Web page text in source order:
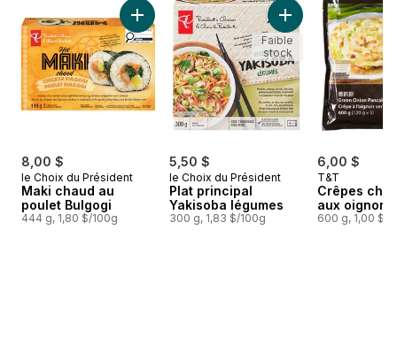
8,00 $
le Choix du Président
Maki chaud au
poulet Bulgogi
444 g, 1,80 $/100g
Ajouter Maki chaud au poulet Bulgogi au
5,50 $
le Choix du Président
Plat principal
Yakisoba légumes
300 g, 1,83 $/100g
Ajouter Plat
Faible
stock
6,00 $
T&T
Crêpes
aux
600 g, 1,00 $/